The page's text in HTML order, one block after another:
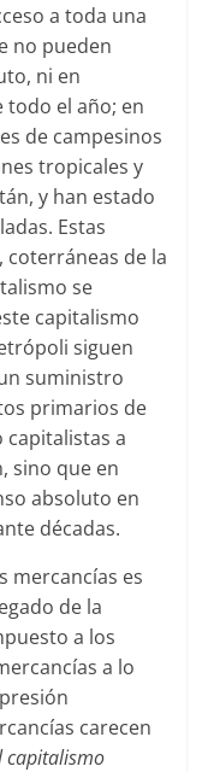
a toda una
no pueden
ni en
todo el año; en
de campesinos
tropicales y
y han estado
Estas
coterráneas de la
se
capitalismo
siguen
suministro
primarios de
a
sino que en
absoluto en
décadas.
mercancías es
de la
a los
a lo
carecen
capitalismo